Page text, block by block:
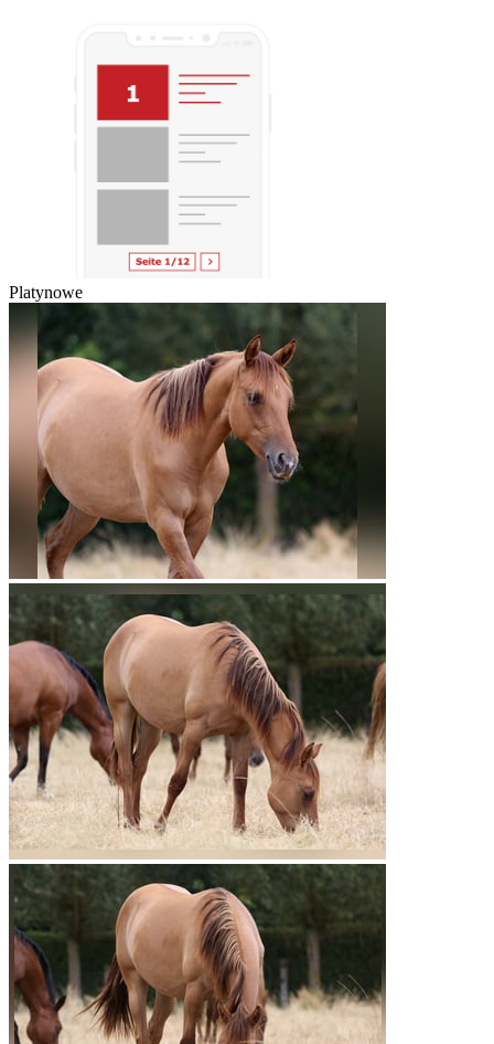
Platynowe